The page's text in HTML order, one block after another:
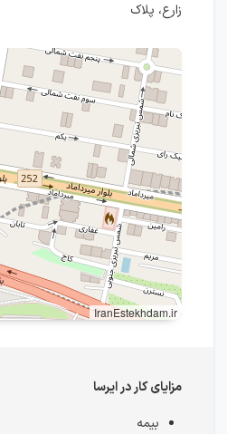
زارع، پلاک
IranEstekhdam.ir
مزایای کار در ایرسا
بیمه